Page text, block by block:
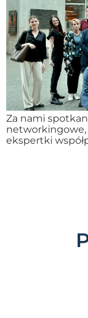
Za nami
networkingowe,
ekspertki